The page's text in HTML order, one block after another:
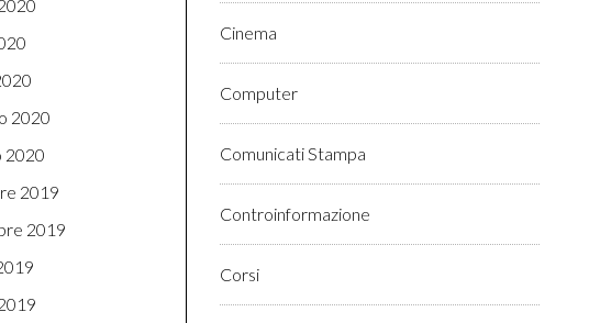
2020
2020
2019
2019
Cinema
Computer
Comunicati Stampa
Controinformazione
Corsi